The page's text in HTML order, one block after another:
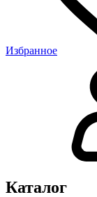
Избранное
Каталог